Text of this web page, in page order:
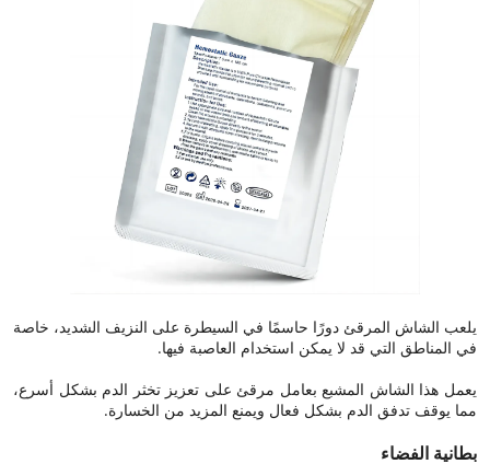
يلعب الشاش المرقئ دورًا حاسمًا في السيطرة على النزيف الشديد، خاصة
في المناطق التي قد لا يمكن استخدام العاصبة فيها.
يعمل هذا الشاش المشبع بعامل مرقئ على تعزيز تخثر الدم بشكل أسرع،
مما يوقف تدفق الدم بشكل فعال ويمنع المزيد من الخسارة.
بطانية الفضاء